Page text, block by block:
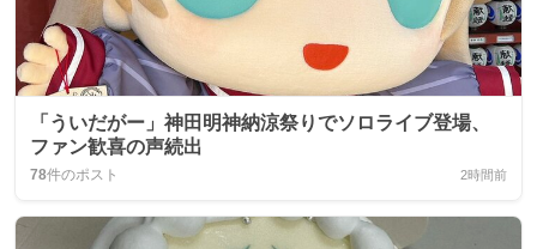
「ういだがー」神田明神納涼祭りでソロライブ登場、
ファン歓喜の声続出
78件のポスト 2時間前